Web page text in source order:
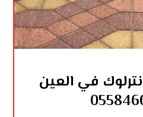
في العين